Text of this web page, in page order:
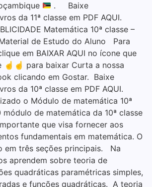
. Baixe
da 11ª classe em PDF AQUI.
Matemática 10ª classe –
de Estudo do Aluno Para
em BAIXAR AQUI no ícone que
☝☝ para baixar Curta a nossa
clicando em Gostar. Baixe
da 10ª classe em PDF AQUI.
o Módulo de matemática 10ª
módulo de matemática da 10ª classe
que visa fornecer aos
fundamentais em matemática. O
em três seções principais. Na
aprendem sobre teoria de
quadráticas paramétricas simples,
e funções quadráticas. A teoria